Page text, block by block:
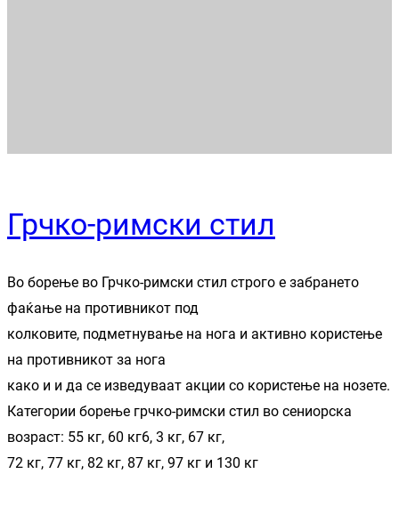
Грчко-римски стил
Во борење во Грчко-римски стил строго е забрането
фаќање на противникот под
колковите, подметнување на нога и активно користење
на противникот за нога
како и и да се изведуваат акции со користење на нозете.
Категории борење грчко-римски стил во сениорска
возраст: 55 кг, 60 кг6, 3 кг, 67 кг,
72 кг, 77 кг, 82 кг, 87 кг, 97 кг и 130 кг